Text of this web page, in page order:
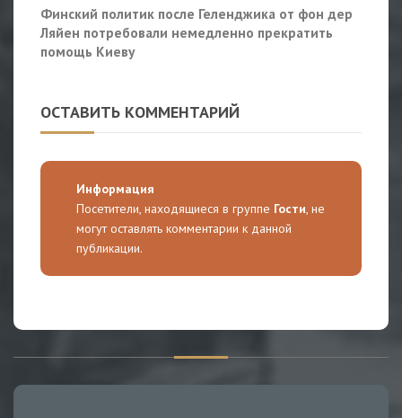
Финский политик после Геленджика от фон дер
Ляйен потребовали немедленно прекратить
помощь Киеву
ОСТАВИТЬ КОММЕНТАРИЙ
Информация
Посетители, находящиеся в группе Гости, не
могут оставлять комментарии к данной
публикации.